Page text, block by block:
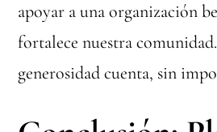
apoyar a una organización
fortalece nuestra
generosidad cuenta, sin